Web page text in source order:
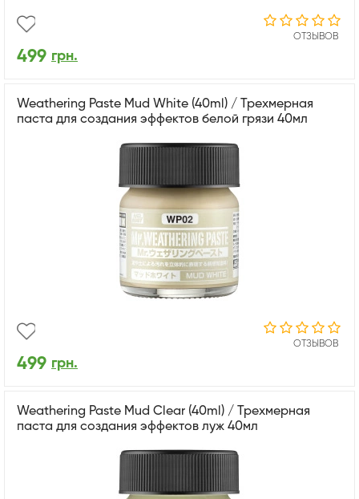
ОТЗЫВОВ
499 грн.
Weathering Paste Mud White (40ml) / Трехмерная
паста для создания эффектов белой грязи 40мл
ОТЗЫВОВ
499 грн.
Weathering Paste Mud Clear (40ml) / Трехмерная
паста для создания эффектов луж 40мл